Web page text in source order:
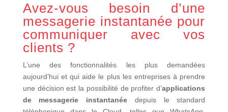
Avez-vous besoin d’une
messagerie instantanée pour
communiquer avec vos
clients ?
L’une des fonctionnalités les plus demandées
aujourd’hui et qui aide le plus les entreprises à prendre
une décision est la possibilité de profiter d’applications
de messagerie instantanée depuis le standard